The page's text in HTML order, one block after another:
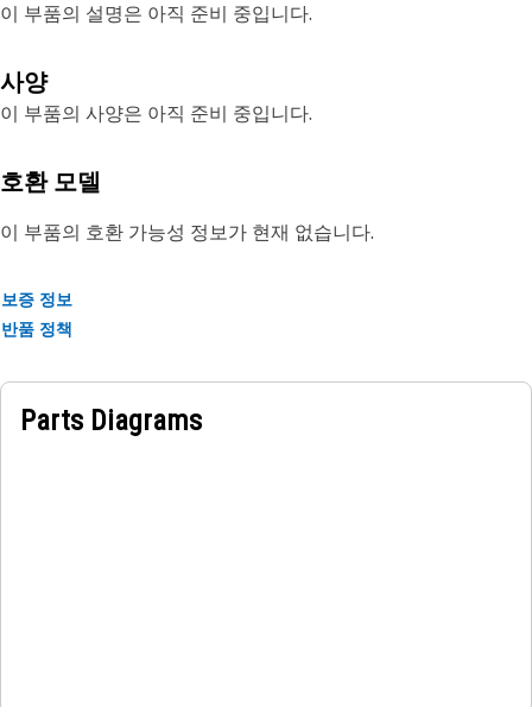
이 부품의 설명은 아직 준비 중입니다.
사양
이 부품의 사양은 아직 준비 중입니다.
호환 모델
이 부품의 호환 가능성 정보가 현재 없습니다.
보증 정보
반품 정책
Parts Diagrams